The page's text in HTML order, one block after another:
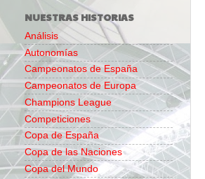
NUESTRAS HISTORIAS
Análisis
Autonomías
Campeonatos de España
Campeonatos de Europa
Champions League
Competiciones
Copa de España
Copa de las Naciones
Copa del Mundo